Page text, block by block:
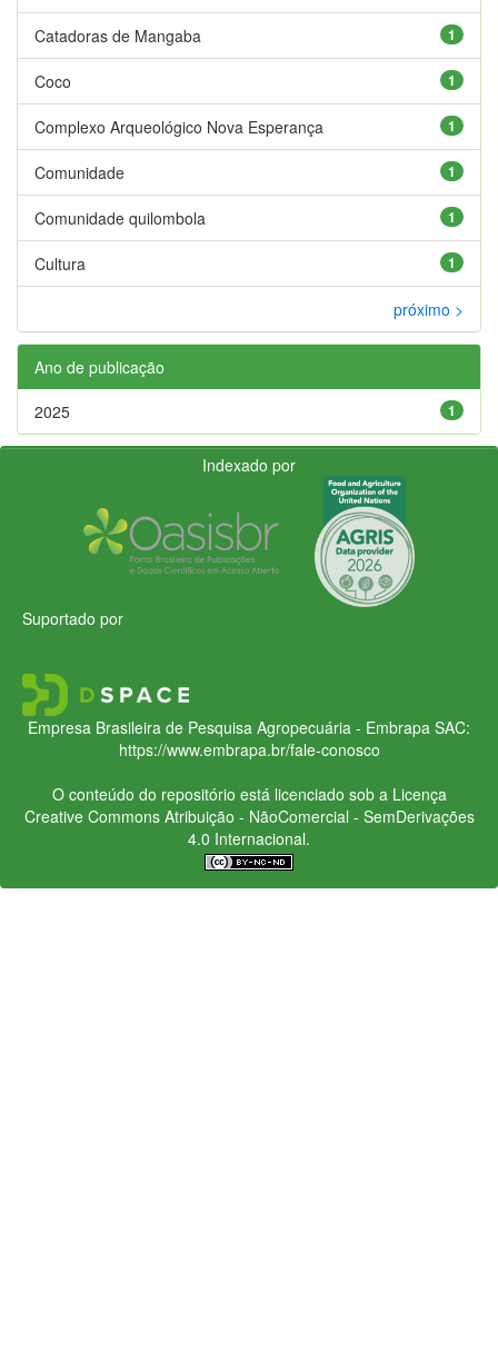
1
Catadoras de Mangaba
1
Coco
1
Complexo Arqueológico Nova Esperança
1
Comunidade
1
Comunidade quilombola
1
Cultura
próximo >
Ano de publicação
1
2025
Indexado por
Suportado por
Empresa Brasileira de Pesquisa Agropecuária - Embrapa SAC:
https://www.embrapa.br/fale-conosco
O conteúdo do repositório está licenciado sob a Licença
Creative CommonsAtribuição - NãoComercial - SemDerivações
4.0 Internacional.